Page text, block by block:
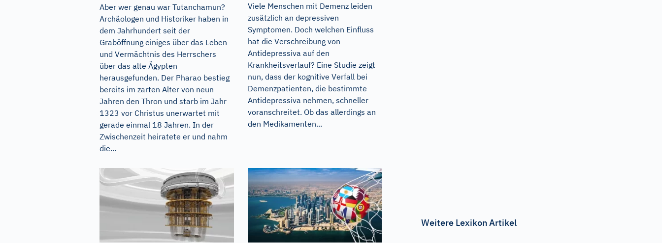
Aber wer genau war Tutanchamun?
Archäologen und Historiker haben in
dem Jahrhundert seit der
Graböffnung einiges über das Leben
und Vermächtnis des Herrschers
über das alte Ägypten
herausgefunden. Der Pharao bestieg
bereits im zarten Alter von neun
Jahren den Thron und starb im Jahr
1323 vor Christus unerwartet mit
gerade einmal 18 Jahren. In der
Zwischenzeit heiratete er und nahm
die...
Viele Menschen mit Demenz leiden
zusätzlich an depressiven
Symptomen. Doch welchen Einfluss
hat die Verschreibung von
Antidepressiva auf den
Krankheitsverlauf? Eine Studie zeigt
nun, dass der kognitive Verfall bei
Demenzpatienten, die bestimmte
Antidepressiva nehmen, schneller
voranschreitet. Ob das allerdings an
den Medikamenten...
Weitere Lexikon Artikel